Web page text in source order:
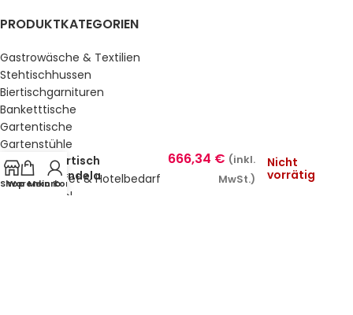
PRODUKTKATEGORIEN
Gastrowäsche & Textilien
Stehtischhussen
Biertischgarnituren
Banketttische
Gartentische
Gartenstühle
Küche & Bar
Service, Buffet & Hotelbedarf
Gastromöbel
Shop
Warenkorb
Mein Konto
Bartisch
Candela
666,34 € (inkl.
MwSt.)
Nicht
vorrätig